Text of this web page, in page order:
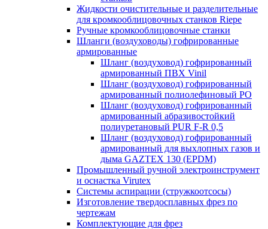
Жидкости очистительные и разделительные
для кромкооблицовочных станков Riepe
Ручные кромкооблицовочные станки
Шланги (воздуховоды) гофрированные
армированные
Шланг (воздуховод) гофрированный
армированный ПВХ Vinil
Шланг (воздуховод) гофрированный
армированный полиолефиновый PO
Шланг (воздуховод) гофрированный
армированный абразивостойкий
полиуретановый PUR F-R 0,5
Шланг (воздуховод) гофрированный
армированный для выхлопных газов и
дыма GAZTEX 130 (EPDM)
Промышленный ручной электроинструмент
и оснастка Virutex
Системы аспирации (стружкоотсосы)
Изготовление твердосплавных фрез по
чертежам
Комплектующие для фрез